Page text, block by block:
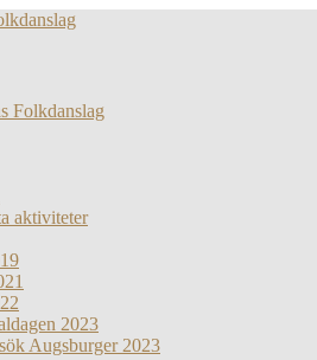
Folkdanslag
aktiviteter
2023
Augsburger 2023